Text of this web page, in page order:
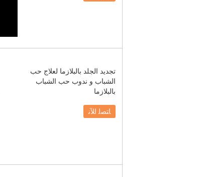
تجديد الجلد بالبلازما لعلاج حب
الشباب و ندوب حب الشباب
بالبلازما
ﺎﺘﺼﻟ ﺍﻶﻧ